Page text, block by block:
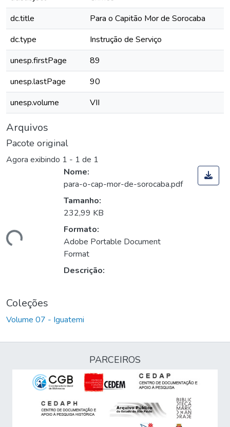
dc.title
Para o Capitão Mor de Sorocaba
dc.type
Instrução de Serviço
unesp.firstPage
89
unesp.lastPage
90
unesp.volume
VII
Arquivos
Pacote original
Agora exibindo 1 - 1 de 1
Nome:
para-o-cap-mor-de-sorocaba.pdf
Tamanho:
232,99 KB
Formato:
Adobe Portable Document
Format
Descrição:
Coleções
Volume 07 - Iguatemi
PARCEIROS